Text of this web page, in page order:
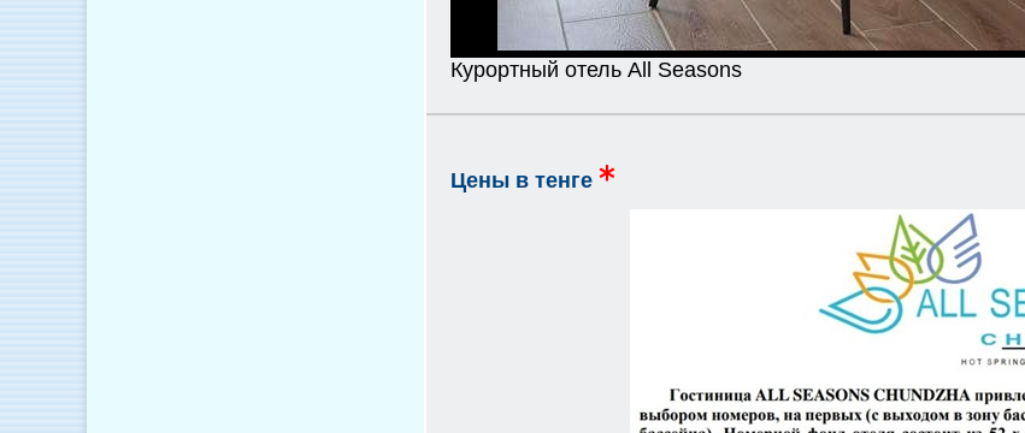
Курортный отель All Seasons
Цены в тенге